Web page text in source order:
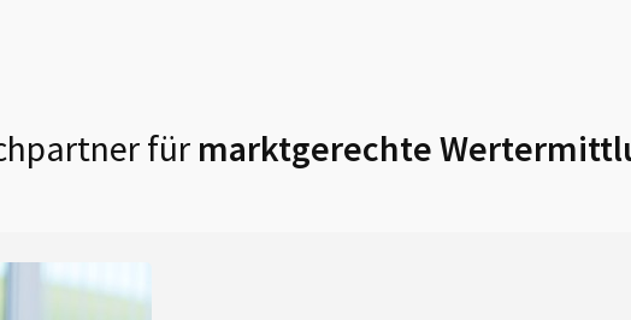
fürmarktgerechte